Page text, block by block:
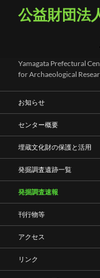
ス
プ
公益財団法
Yamagata Prefectural
for Archaeological
お知らせ
センター概要
埋蔵文化財の保護と活用
発掘調査遺跡一覧
発掘調査速報
刊行物等
アクセス
リンク